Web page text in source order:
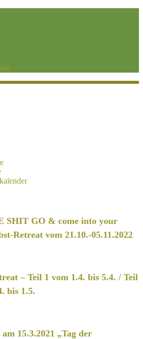
Duisburg
SHIT GO & come into your
Retreat vom 21.10.-05.11.2022
– Teil 1 vom 1.4. bis 5.4. / Teil
bis 1.5.
15.3.2021 „Tag der